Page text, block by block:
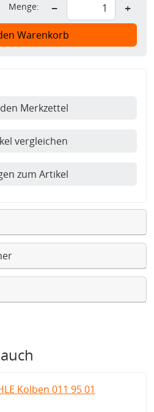
Menge: − +
Warenkorb
Merkzettel
vergleichen
zum Artikel
Kolben 011 95 01